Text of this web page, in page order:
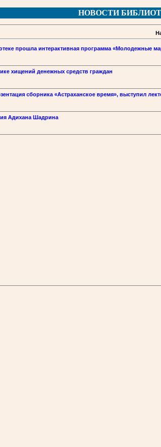
НОВОСТИ
прошла интерактивная программа «Молодежные
хищений денежных средств граждан
сборника «Астраханское время», выступил
Адихана Шадрина